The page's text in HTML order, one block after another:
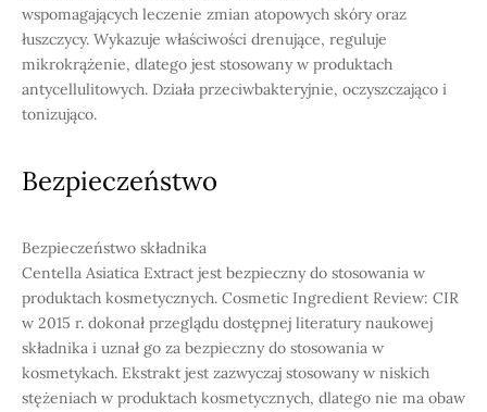
wspomagających leczenie zmian atopowych skóry oraz
łuszczycy. Wykazuje właściwości drenujące, reguluje
mikrokrążenie, dlatego jest stosowany w produktach
antycellulitowych. Działa przeciwbakteryjnie, oczyszczająco i
tonizująco.
Bezpieczeństwo
Bezpieczeństwo składnika
Centella Asiatica Extract jest bezpieczny do stosowania w
produktach kosmetycznych. Cosmetic Ingredient Review: CIR
w 2015 r. dokonał przeglądu dostępnej literatury naukowej
składnika i uznał go za bezpieczny do stosowania w
kosmetykach. Ekstrakt jest zazwyczaj stosowany w niskich
stężeniach w produktach kosmetycznych, dlatego nie ma obaw